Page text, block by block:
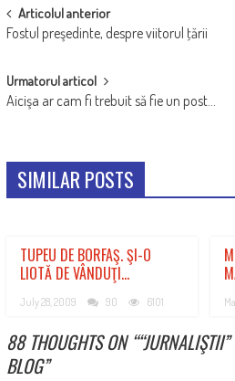
POST
NAVIGATION
Articolul anterior
Fostul preşedinte, despre viitorul ţării
Urmatorul articol
Aicişa ar cam fi trebuit să fie un post…
SIMILAR POSTS
TUPEU DE BORFAŞ. ŞI-O
LIOTĂ DE VÂNDUŢI…
July 28, 2009 90 6101
88 THOUGHTS ON “
BLOG”